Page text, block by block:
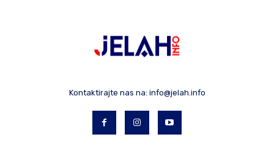
Kontaktirajte nas na: info@jelah.info